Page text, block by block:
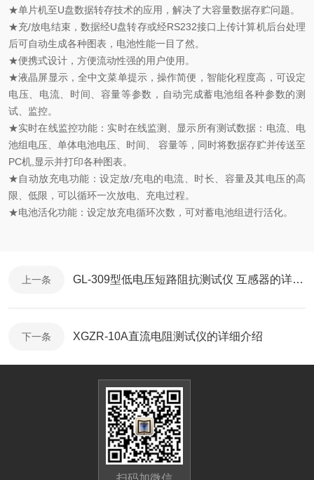
★单片机至U盘数据转存技术的应用，解决了大容量数据存贮问题。
★充/放电结束，数据经U盘转存或经RS232接口上传计算机后台处理
后可自动生成各种图表，电池性能一目了然。
★便携式设计，方便流动性强的用户使用。
★液晶屏显示，全中文菜单提示，操作简便，智能化程度高，可设定
电压、电流、时间、容量等参数，自动完成蓄电池组各种参数的测
试、监控。
★实时在线监控功能：实时在线监测、显示所有测试数据：电流、电
池组电压、单体电池电压、时间、 容量等，同时将数据存贮并传送至
PC机,显示并打印各种图表。
★自动放充电功能：设定放/充电的电流、时长、容量及其电压的高
限、低限，可以循环一次放电、充电过程。
★电池活化功能：设定放充电循环次数，可对蓄电池组进行活化。
上一条 GL-309型低电压短路阻抗测试仪 互感器的详细介绍
下一条 XGZR-10A直流电阻测试仪的详细介绍